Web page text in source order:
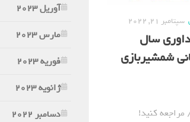
سپتامبر 21, 2022
سال
شمشیربازی
آوریل 2023
مارس 2023
فوریه 2023
ژانویه 2023
دسامبر 2022